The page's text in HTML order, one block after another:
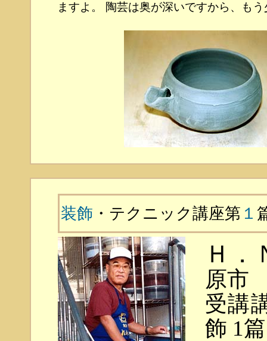
ますよ。 陶芸は奥が深いですから、も
装飾 ・テクニック講座第 １
Ｈ．
原市
受講
飾 1